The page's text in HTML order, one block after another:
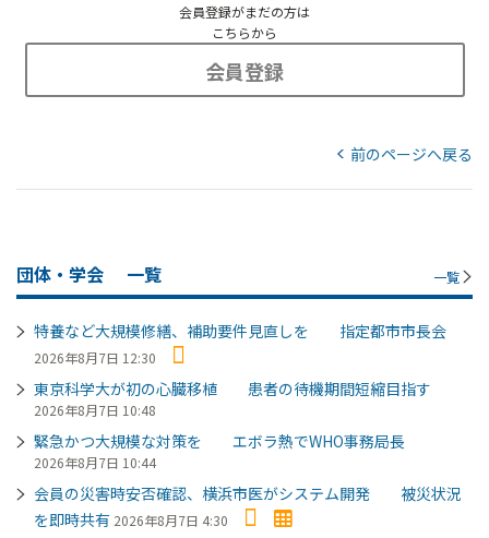
会員登録がまだの方は
こちらから
会員登録
前のページへ戻る
団体・学会 一覧 一覧
特養など大規模修繕、補助要件見直しを 指定都市市長会
2026年8月7日 12:30
東京科学大が初の心臓移植 患者の待機期間短縮目指す
2026年8月7日 10:48
緊急かつ大規模な対策を エボラ熱でWHO事務局長
2026年8月7日 10:44
会員の災害時安否確認、横浜市医がシステム開発 被災状況
を即時共有 2026年8月7日 4:30